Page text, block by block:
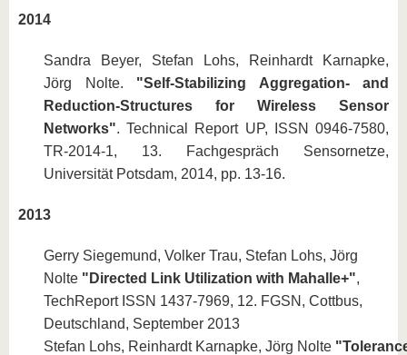
2014
Sandra Beyer, Stefan Lohs, Reinhardt Karnapke,
Jörg Nolte. "Self-Stabilizing Aggregation- and
Reduction-Structures for Wireless Sensor
Networks". Technical Report UP, ISSN 0946-7580,
TR-2014-1, 13. Fachgespräch Sensornetze,
Universität Potsdam, 2014, pp. 13-16.
2013
Gerry Siegemund, Volker Trau, Stefan Lohs, Jörg
Nolte "Directed Link Utilization with Mahalle+",
TechReport ISSN 1437-7969, 12. FGSN, Cottbus,
Deutschland, September 2013
Stefan Lohs, Reinhardt Karnapke, Jörg Nolte